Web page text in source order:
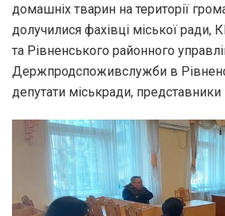
домашніх тварин на території
долучилися фахівці міської ради,
та Рівненського районного
Держпродспоживслужби в
депутати міськради, представники